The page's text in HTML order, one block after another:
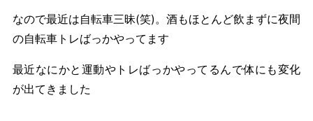
なので最近は自転車三昧(笑)。酒もほとんど飲まずに夜間
の自転車トレばっかやってます
最近なにかと運動やトレばっかやってるんで体にも変化
が出てきました